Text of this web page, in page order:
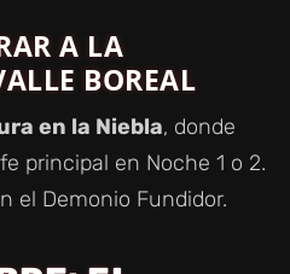
A LA
BOREAL
en la Niebla, donde
principal en Noche 1 o 2.
el Demonio Fundidor.